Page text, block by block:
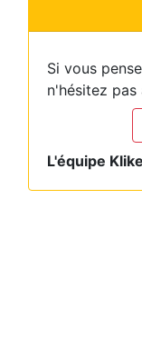
Si vous
n'hésitez pas
L'équipe